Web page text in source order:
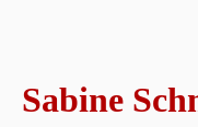
Sabine